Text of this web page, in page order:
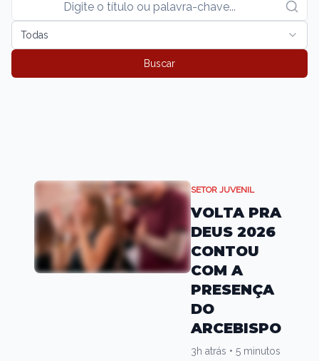
Todas
Buscar
SETOR JUVENIL
VOLTA PRA
DEUS 2026
CONTOU
COM A
PRESENÇA
DO
ARCEBISPO
3h atrás • 5 minutos